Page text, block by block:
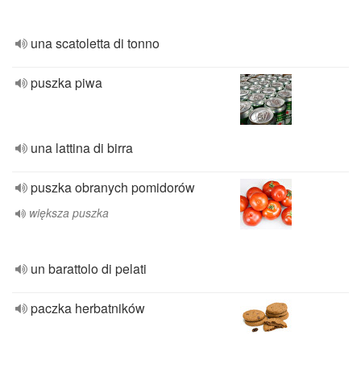
una scatoletta di tonno
puszka piwa
una lattina di birra
puszka obranych pomidorów
większa puszka
un barattolo di pelati
paczka herbatników